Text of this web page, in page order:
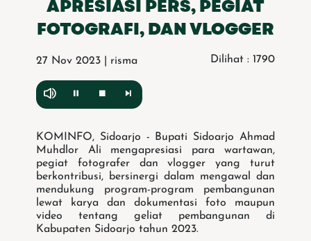
APRESIASI PERS, PEGIAT
FOTOGRAFI, DAN VLOGGER
27 Nov 2023 | risma Dilihat : 1790
KOMINFO, Sidoarjo - Bupati Sidoarjo Ahmad
Muhdlor Ali mengapresiasi para wartawan,
pegiat fotografer dan vlogger yang turut
berkontribusi, bersinergi dalam mengawal dan
mendukung program-program pembangunan
lewat karya dan dokumentasi foto maupun
video tentang geliat pembangunan di
Kabupaten Sidoarjo tahun 2023.